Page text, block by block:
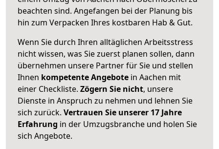
beachten sind. Angefangen bei der Planung bis
hin zum Verpacken Ihres kostbaren Hab & Gut.
Wenn Sie durch Ihren alltäglichen Arbeitsstress
nicht wissen, was Sie zuerst planen sollen, dann
übernehmen unsere Partner für Sie und stellen
Ihnen kompetente Angebote in Aachen mit
einer Checkliste. Zögern Sie nicht, unsere
Dienste in Anspruch zu nehmen und lehnen Sie
sich zurück. Vertrauen Sie unserer 17 Jahre
Erfahrung in der Umzugsbranche und holen Sie
sich Angebote.